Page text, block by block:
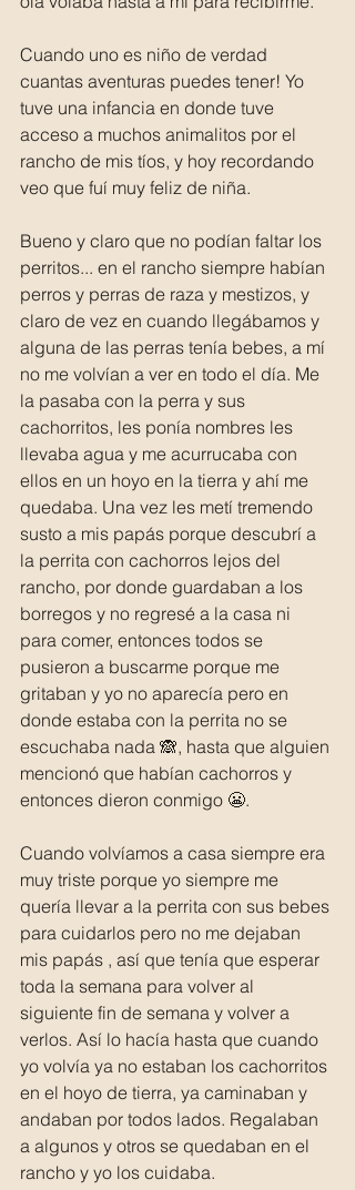
Cuando uno es niño de verdad
cuantas aventuras puedes tener! Yo
tuve una infancia en donde tuve
acceso a muchos animalitos por el
rancho de mis tíos, y hoy recordando
veo que fuí muy feliz de niña.
Bueno y claro que no podían faltar los
perritos... en el rancho siempre habían
perros y perras de raza y mestizos, y
claro de vez en cuando llegábamos y
alguna de las perras tenía bebes, a mí
no me volvían a ver en todo el día. Me
la pasaba con la perra y sus
cachorritos, les ponía nombres les
llevaba agua y me acurrucaba con
ellos en un hoyo en la tierra y ahí me
quedaba. Una vez les metí tremendo
susto a mis papás porque descubrí a
la perrita con cachorros lejos del
rancho, por donde guardaban a los
borregos y no regresé a la casa ni
para comer, entonces todos se
pusieron a buscarme porque me
gritaban y yo no aparecía pero en
donde estaba con la perrita no se
escuchaba nada 🙈, hasta que alguien
mencionó que habían cachorros y
entonces dieron conmigo 😬.
Cuando volvíamos a casa siempre era
muy triste porque yo siempre me
quería llevar a la perrita con sus bebes
para cuidarlos pero no me dejaban
mis papás , así que tenía que esperar
toda la semana para volver al
siguiente fin de semana y volver a
verlos. Así lo hacía hasta que cuando
yo volvía ya no estaban los cachorritos
en el hoyo de tierra, ya caminaban y
andaban por todos lados. Regalaban
a algunos y otros se quedaban en el
rancho y yo los cuidaba.